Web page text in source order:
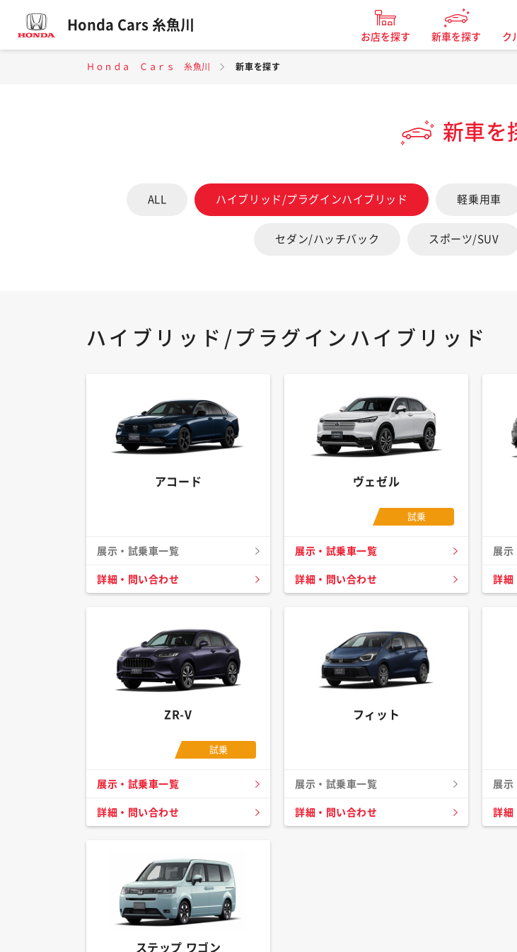
Honda Cars 糸魚川
お店を探す 新車を探す ク
Ｈｏｎｄａ Ｃａｒｓ 糸魚川 新車を探す
新車を
ALL ハイブリッド/プラグインハイブリッド 軽乗用車
セダン/ハッチバック スポーツ/SUV
ハイブリッド/プラグインハイブリッド
アコード
展示・試乗車一覧
詳細・問い合わせ
ヴェゼル
試乗
展示・試乗車一覧
詳細・問い合わせ
展示
詳細
ZR-V
試乗
展示・試乗車一覧
詳細・問い合わせ
フィット
展示・試乗車一覧
詳細・問い合わせ
展示
詳細
ステップ ワゴン